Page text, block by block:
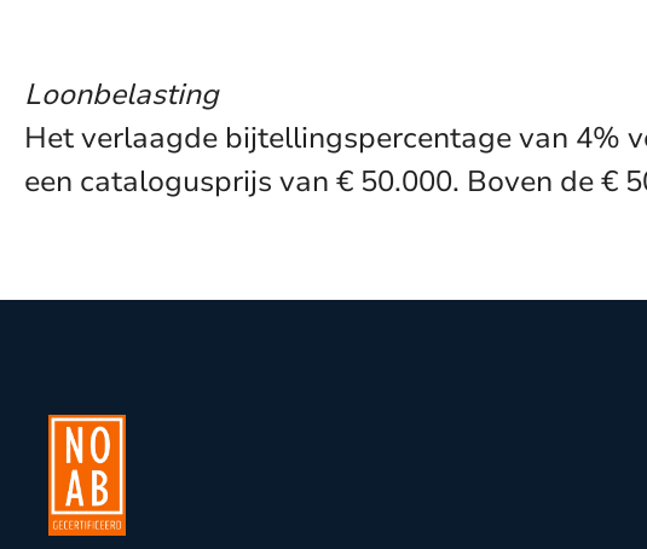
Loonbelasting
Het verlaagde bijtellingspercentage van 4%
een catalogusprijs van € 50.000. Boven de €